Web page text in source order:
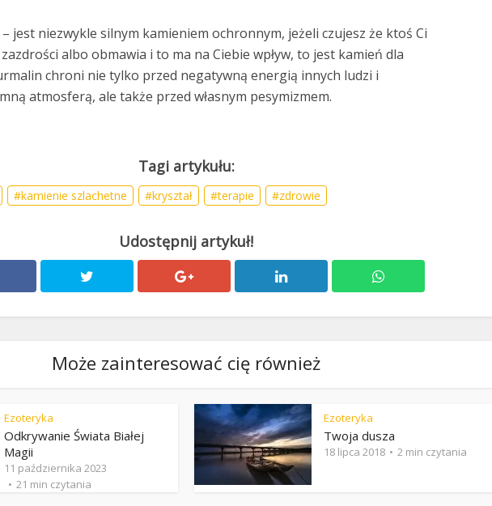
– jest niezwykle silnym kamieniem ochronnym, jeżeli czujesz że ktoś Ci
zazdrości albo obmawia i to ma na Ciebie wpływ, to jest kamień dla
chroni nie tylko przed negatywną energią innych ludzi i
atmosferą, ale także przed własnym pesymizmem.
kamienie szlachetne kryształ terapie zdrowie
Może zainteresować cię również
Ezoteryka
Odkrywanie Świata Białej
Magii
11 października 2023
21 min czytania
Ezoteryka
Twoja dusza
18 lipca 2018 2 min czytania